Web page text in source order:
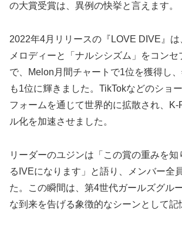
の大賞受賞は、異例の快挙と言えます。
2022年4月リリースの『LOVE DIVE』は
メロディーと「ナルシシズム」をコン
で、Melon月間チャートで1位を獲得し
も1位に輝きました。TikTokなどのショ
フォームを通じて世界的に拡散され、K-
ル化を加速させました。
リーダーのユジンは「この賞の重みを知
るIVEになります」と語り、メンバー全
た。この瞬間は、第4世代ガールズグル
な到来を告げる象徴的なシーンとして記